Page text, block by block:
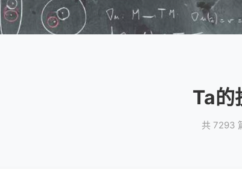
Ta的
共 7293